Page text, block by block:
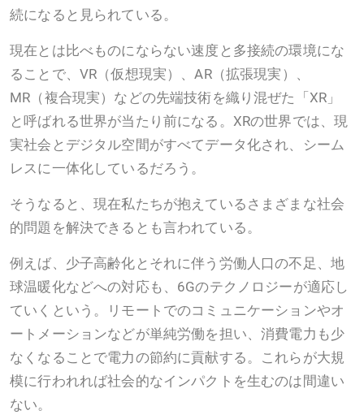
続になると見られている。
現在とは比べものにならない速度と多接続の環境にな
ることで、VR（仮想現実）、AR（拡張現実）、
MR（複合現実）などの先端技術を織り混ぜた「XR」
と呼ばれる世界が当たり前になる。XRの世界では、現
実社会とデジタル空間がすべてデータ化され、シーム
レスに一体化しているだろう。
そうなると、現在私たちが抱えているさまざまな社会
的問題を解決できるとも言われている。
例えば、少子高齢化とそれに伴う労働人口の不足、地
球温暖化などへの対応も、6Gのテクノロジーが適応し
ていくという。リモートでのコミュニケーションやオ
ートメーションなどが単純労働を担い、消費電力も少
なくなることで電力の節約に貢献する。これらが大規
模に行われれば社会的なインパクトを生むのは間違い
ない。